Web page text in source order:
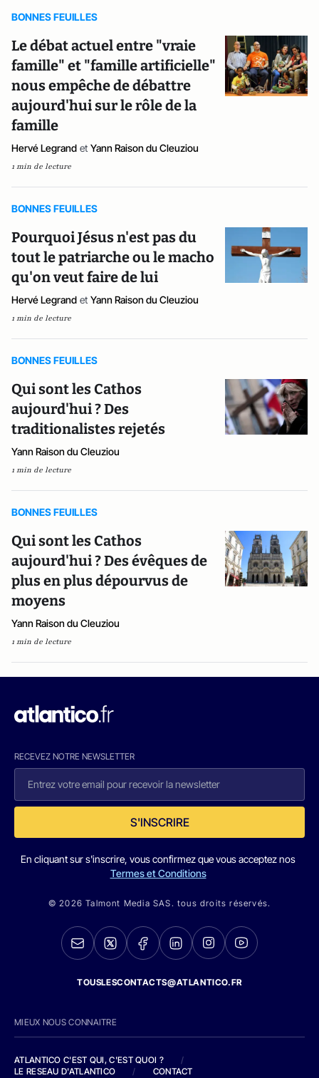
BONNES FEUILLES
Le débat actuel entre "vraie
famille" et "famille artificielle"
nous empêche de débattre
aujourd'hui sur le rôle de la
famille
Hervé Legrand et Yann Raison du Cleuziou
1 min de lecture
BONNES FEUILLES
Pourquoi Jésus n'est pas du
tout le patriarche ou le macho
qu'on veut faire de lui
Hervé Legrand et Yann Raison du Cleuziou
1 min de lecture
BONNES FEUILLES
Qui sont les Cathos
aujourd'hui ? Des
traditionalistes rejetés
Yann Raison du Cleuziou
1 min de lecture
BONNES FEUILLES
Qui sont les Cathos
aujourd'hui ? Des évêques de
plus en plus dépourvus de
moyens
Yann Raison du Cleuziou
1 min de lecture
RECEVEZ NOTRE NEWSLETTER
S'INSCRIRE
En cliquant sur s'inscrire, vous confirmez que vous acceptez nos
Termes et Conditions
© 2026 Talmont Media SAS. tous droits réservés.
TOUSLESCONTACTS@ATLANTICO.FR
MIEUX NOUS CONNAITRE
ATLANTICO C'EST QUI, C'EST QUOI ?
/
LE RESEAU D'ATLANTICO
/ CONTACT